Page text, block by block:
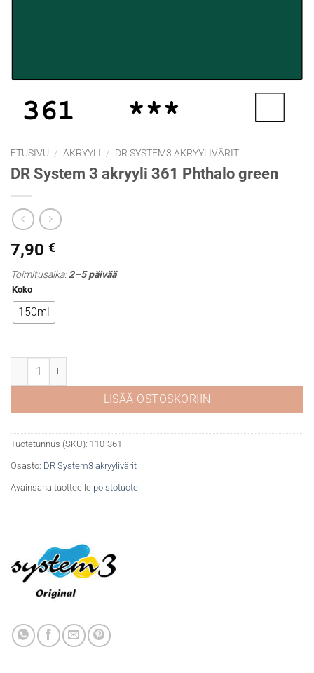
ETUSIVU / AKRYYLI / DR SYSTEM3 AKRYYLIVÄRIT
DR System 3 akryyli 361 Phthalo green
7,90 €
Toimitusaika:2–5 päivää
Koko
150ml
DR System 3 akryyli 361 Phthalo green määrä
LISÄÄ OSTOSKORIIN
Tuotetunnus (SKU): 110-361
Osasto: DR System3 akryylivärit
Avainsana tuotteelle poistotuote